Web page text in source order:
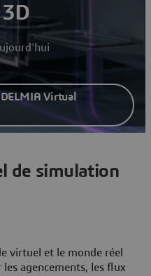
Virtual
de simulation
virtuel et le monde réel
agencements, les flux